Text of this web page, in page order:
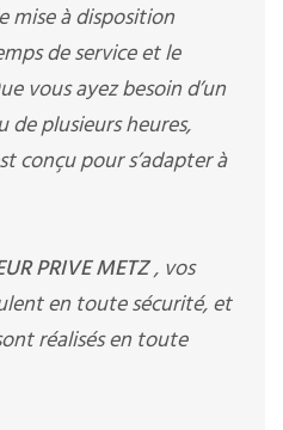
mise à disposition
de service et le
vous ayez besoin d’un
de plusieurs heures,
conçu pour s’adapter à
PRIVE METZ, vos
en toute sécurité, et
réalisés en toute